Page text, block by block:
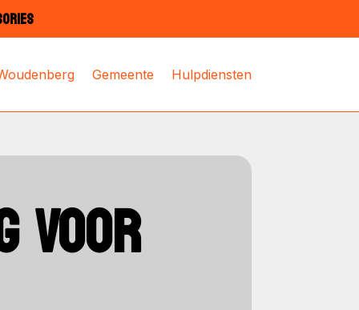
Gemeente Hulpdiensten
VOOR